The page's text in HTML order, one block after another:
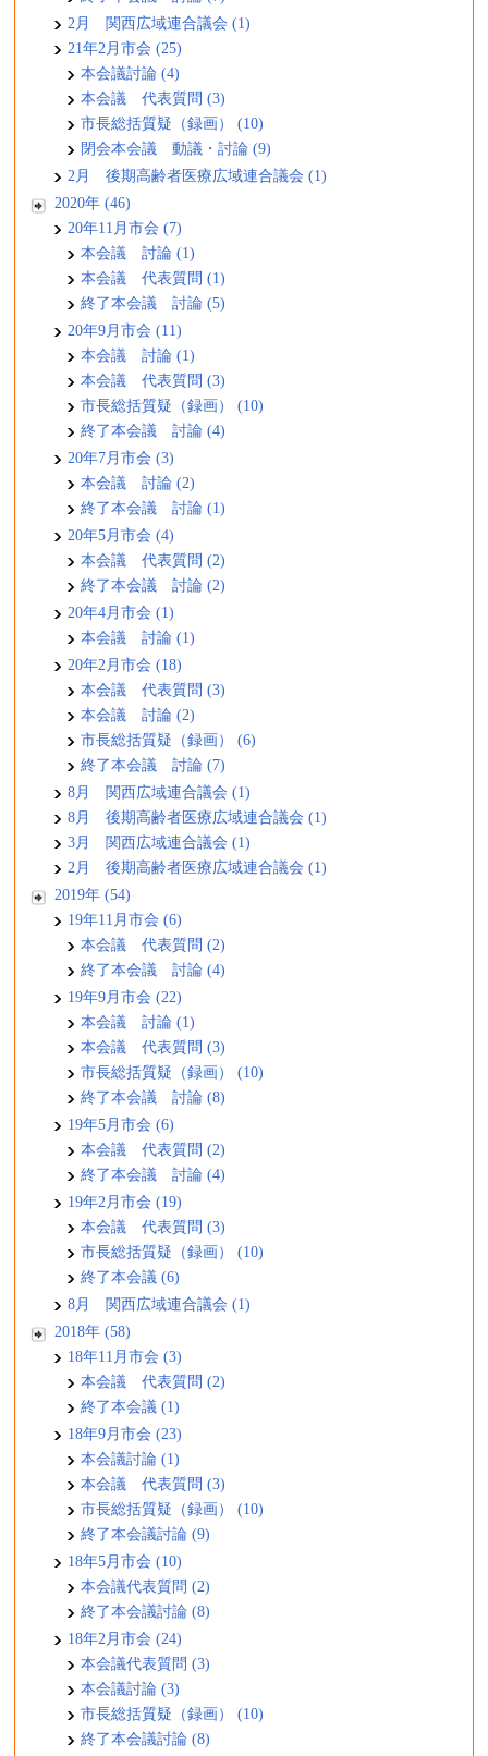
2月 関西広域連合議会 (1)
21年2月市会 (25)
本会議討論 (4)
本会議 代表質問 (3)
市長総括質疑（録画） (10)
閉会本会議 動議・討論 (9)
2月 後期高齢者医療広域連合議会 (1)
2020年 (46)
20年11月市会 (7)
本会議 討論 (1)
本会議 代表質問 (1)
終了本会議 討論 (5)
20年9月市会 (11)
本会議 討論 (1)
本会議 代表質問 (3)
市長総括質疑（録画） (10)
終了本会議 討論 (4)
20年7月市会 (3)
本会議 討論 (2)
終了本会議 討論 (1)
20年5月市会 (4)
本会議 代表質問 (2)
終了本会議 討論 (2)
20年4月市会 (1)
本会議 討論 (1)
20年2月市会 (18)
本会議 代表質問 (3)
本会議 討論 (2)
市長総括質疑（録画） (6)
終了本会議 討論 (7)
8月 関西広域連合議会 (1)
8月 後期高齢者医療広域連合議会 (1)
3月 関西広域連合議会 (1)
2月 後期高齢者医療広域連合議会 (1)
2019年 (54)
19年11月市会 (6)
本会議 代表質問 (2)
終了本会議 討論 (4)
19年9月市会 (22)
本会議 討論 (1)
本会議 代表質問 (3)
市長総括質疑（録画） (10)
終了本会議 討論 (8)
19年5月市会 (6)
本会議 代表質問 (2)
終了本会議 討論 (4)
19年2月市会 (19)
本会議 代表質問 (3)
市長総括質疑（録画） (10)
終了本会議 (6)
8月 関西広域連合議会 (1)
2018年 (58)
18年11月市会 (3)
本会議 代表質問 (2)
終了本会議 (1)
18年9月市会 (23)
本会議討論 (1)
本会議 代表質問 (3)
市長総括質疑（録画） (10)
終了本会議討論 (9)
18年5月市会 (10)
本会議代表質問 (2)
終了本会議討論 (8)
18年2月市会 (24)
本会議代表質問 (3)
本会議討論 (3)
市長総括質疑（録画） (10)
終了本会議討論 (8)